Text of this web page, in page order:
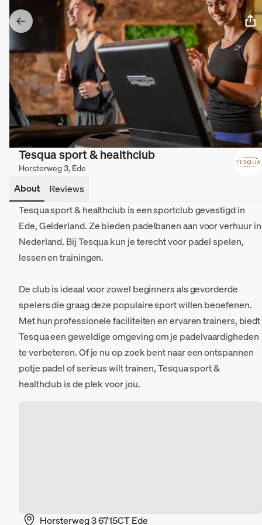
Tesqua sport & healthclub
Horsterweg 3, Ede
About
Reviews
Tesqua sport & healthclub is een sportclub gevestigd in
Ede, Gelderland. Ze bieden padelbanen aan voor verhuur in
Nederland. Bij Tesqua kun je terecht voor padel spelen,
lessen en trainingen.
De club is ideaal voor zowel beginners als gevorderde
spelers die graag deze populaire sport willen beoefenen.
Met hun professionele faciliteiten en ervaren trainers, biedt
Tesqua een geweldige omgeving om je padelvaardigheden
te verbeteren. Of je nu op zoek bent naar een ontspannen
potje padel of serieus wilt trainen, Tesqua sport &
healthclub is de plek voor jou.
Horsterweg 3 6715CT Ede